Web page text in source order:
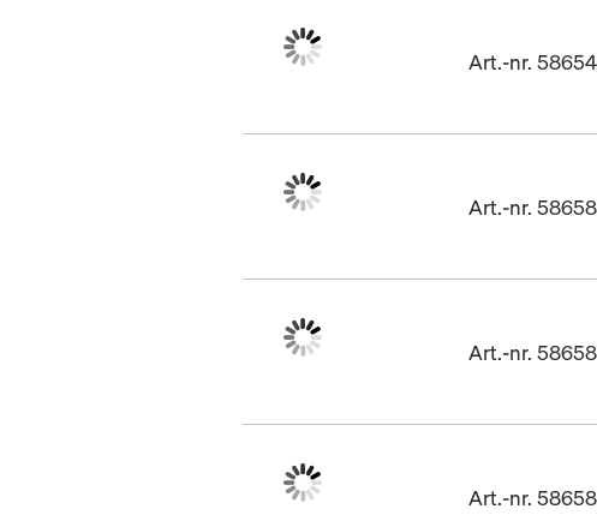
Art.-nr.
Art.-nr.
Art.-nr.
Art.-nr.